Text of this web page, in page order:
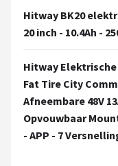
Hitway BK20
20 inch - 10.4Ah -
Hitway Elektrische
Fat Tire City
Afneembare 48V
Opvouwbaar
- APP - 7